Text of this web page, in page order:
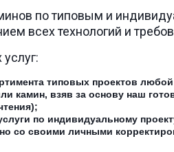
по типовым и
всех технологий и
типовых проектов
камин, взяв за основу наш
по индивидуальному
со своими личными